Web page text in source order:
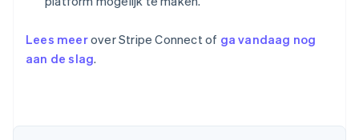
Lees meerover Stripe Connect of ga vandaag nog
aan de slag.
English